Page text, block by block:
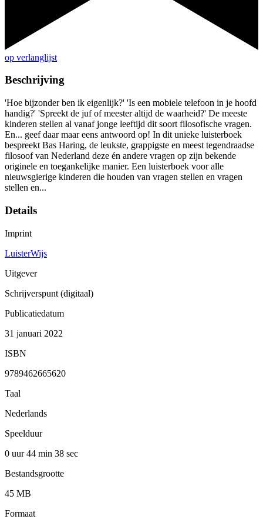
op verlanglijst
Beschrijving
'Hoe bijzonder ben ik eigenlijk?' 'Is een mobiele telefoon in je hoofd
handig?' 'Spreekt de juf of meester altijd de waarheid?' De meeste
kinderen stellen al vanaf jonge leeftijd dit soort filosofische vragen.
En... geef daar maar eens antwoord op! In dit unieke luisterboek
bespreekt Bas Haring, de leukste, grappigste en meest tegendraadse
filosoof van Nederland deze én andere vragen op zijn bekende
originele en toegankelijke manier. Een luisterboek voor alle
nieuwsgierige kinderen die houden van vragen stellen en vragen
stellen en...
Details
Imprint
LuisterWijs
Uitgever
Schrijverspunt (digitaal)
Publicatiedatum
31 januari 2022
ISBN
9789462665620
Taal
Nederlands
Speelduur
0 uur 44 min 38 sec
Bestandsgrootte
45 MB
Formaat